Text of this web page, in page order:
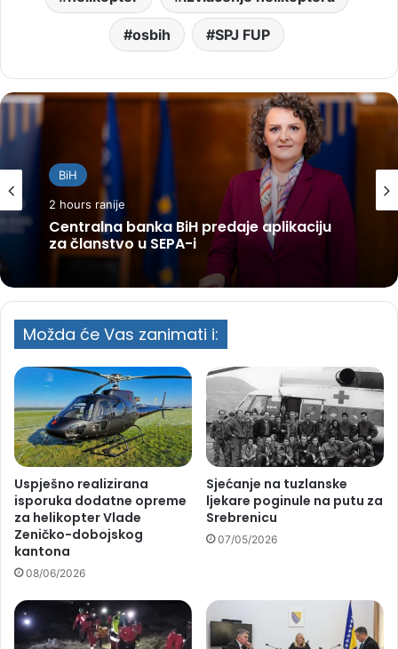
osbih SPJ FUP
BiH
2 hours ranije
Centralna banka BiH predaje aplikaciju
za članstvo u SEPA-i
Možda će Vas zanimati i:
Uspješno realizirana
isporuka dodatne opreme
za helikopter Vlade
Zeničko-dobojskog
kantona
08/06/2026
Sjećanje na tuzlanske
ljekare poginule na putu za
Srebrenicu
07/05/2026